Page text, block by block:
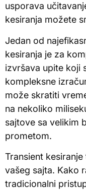
usporava
kesiranja možete
Jedan od
kesiranja je za
izvršava upite koji
kompleksne
može skratiti
na nekoliko
sajtove sa velikim
prometom.
Transient
vašeg sajta. Kako
tradicionalni